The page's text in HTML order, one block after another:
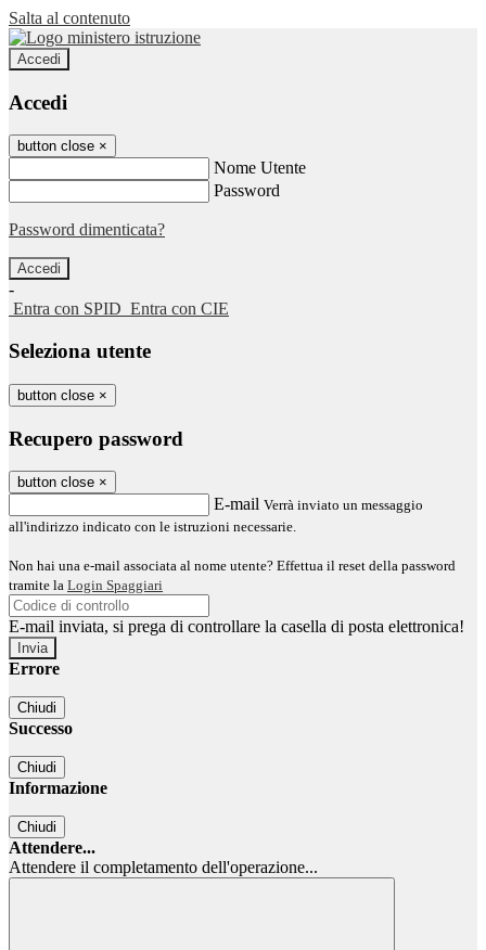
Salta al contenuto
Accedi
Accedi
button close ×
Nome Utente
Password
Password dimenticata?
-
Entra con SPID Entra con CIE
Seleziona utente
button close ×
Recupero password
button close ×
E-mail Verrà inviato un messaggio
all'indirizzo indicato con le istruzioni necessarie.
Non hai una e-mail associata al nome utente? Effettua il reset della password
tramite la Login Spaggiari
E-mail inviata, si prega di controllare la casella di posta elettronica!
Errore
Chiudi
Successo
Chiudi
Informazione
Chiudi
Attendere...
Attendere il completamento dell'operazione...